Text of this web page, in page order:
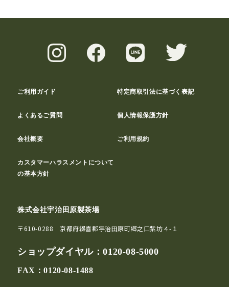
ご利用ガイド 特定商取引法に基づく表記
よくあるご質問 個人情報保護方針
会社概要 ご利用規約
カスタマーハラスメントについて
の基本方針
株式会社宇治田原製茶場
〒610-0288 京都府綴喜郡宇治田原町郷之口紫坊４-１
ショップダイヤル：0120-08-5000
FAX：0120-08-1488